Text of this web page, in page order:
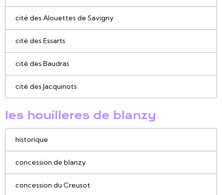
cité des Alouettes de Savigny
cité des Essarts
cité des Baudras
cité des Jacquinots
les houilleres de blanzy
historique
concession de blanzy
concession du Creusot